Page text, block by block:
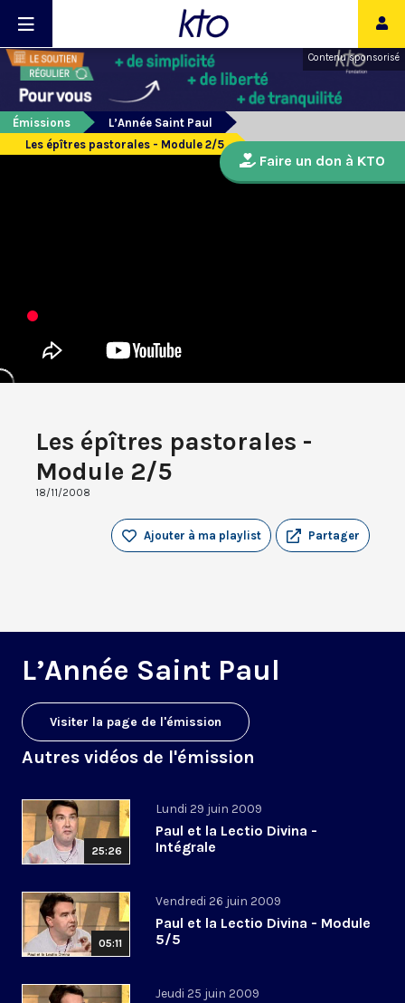
Contenu sponsorisé
Émissions
L’Année Saint Paul
Les épîtres pastorales - Module 2/5
Les épîtres pastorales -
Module 2/5
18/11/2008
Partager
Ajouter à ma playlist
L’Année Saint Paul
Visiter la page de l'émission
Autres vidéos de l'émission
25:26
Lundi 29 juin 2009
Paul et la Lectio Divina -
Intégrale
05:11
Vendredi 26 juin 2009
Paul et la Lectio Divina - Module
5/5
Jeudi 25 juin 2009
Faire un don à KTO